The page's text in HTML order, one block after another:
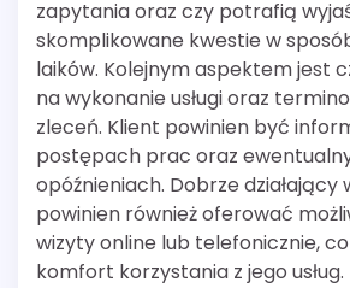
zapytania oraz czy potrafią
skomplikowane kwestie w
laików. Kolejnym aspektem jest
na wykonanie usługi oraz
zleceń. Klient powinien być
postępach prac oraz
opóźnieniach. Dobrze działający
powinien również oferować
wizyty online lub telefonicznie,
komfort korzystania z jego usług.